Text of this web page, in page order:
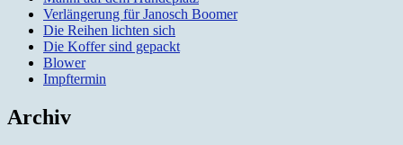
Verlängerung für Janosch Boomer
Die Reihen lichten sich
Die Koffer sind gepackt
Blower
Impftermin
Archiv